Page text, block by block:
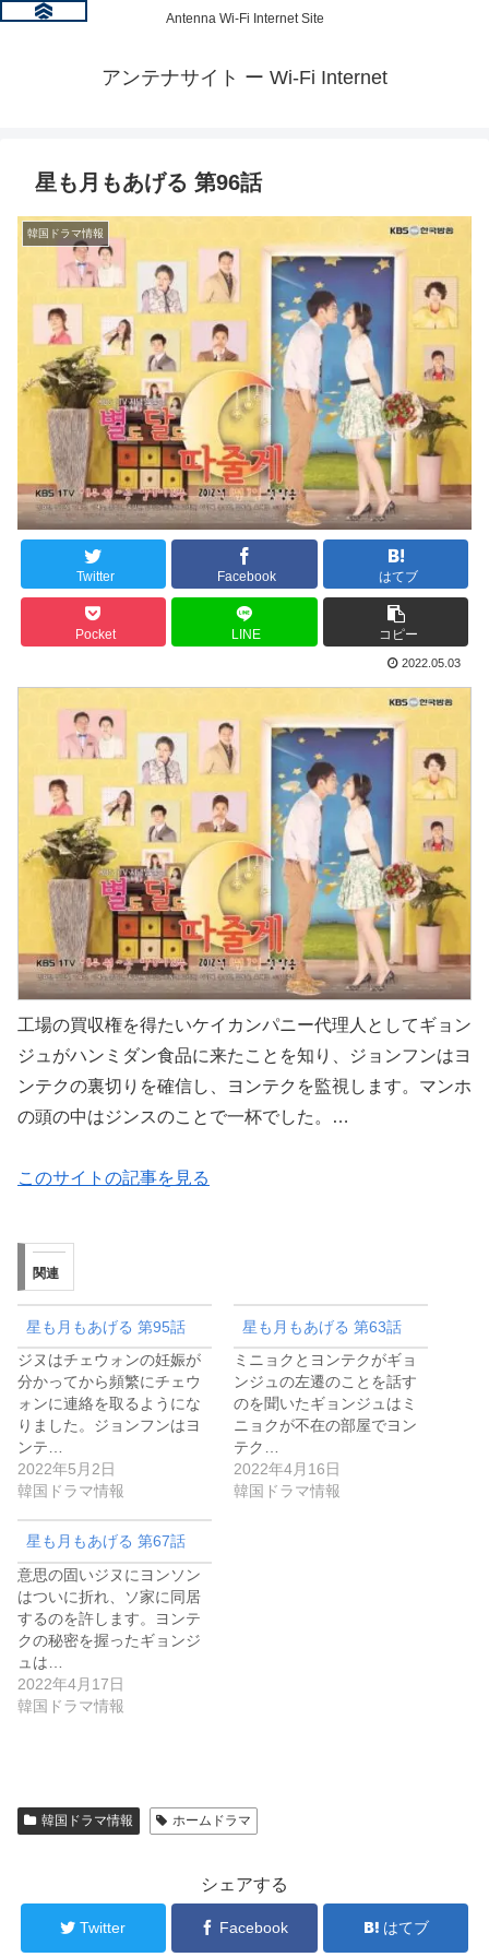
Antenna Wi-Fi Internet Site
アンテナサイト ー Wi-Fi Internet
星も月もあげる 第96話
韓国ドラマ情報
Twitter Facebook はてブ
Pocket LINE コピー
2022.05.03
工場の買収権を得たいケイカンパニー代理人としてギョン
ジュがハンミダン食品に来たことを知り、ジョンフンはヨ
ンテクの裏切りを確信し、ヨンテクを監視します。マンホ
の頭の中はジンスのことで一杯でした。…
このサイトの記事を見る
関連
星も月もあげる 第95話
ジヌはチェウォンの妊娠が
分かってから頻繁にチェウ
ォンに連絡を取るようにな
りました。ジョンフンはヨ
ンテ…
2022年5月2日
韓国ドラマ情報
星も月もあげる 第63話
ミニョクとヨンテクがギョ
ンジュの左遷のことを話す
のを聞いたギョンジュはミ
ニョクが不在の部屋でヨン
テク…
2022年4月16日
韓国ドラマ情報
星も月もあげる 第67話
意思の固いジヌにヨンソン
はついに折れ、ソ家に同居
するのを許します。ヨンテ
クの秘密を握ったギョンジ
ュは…
2022年4月17日
韓国ドラマ情報
韓国ドラマ情報 ホームドラマ
シェアする
Twitter Facebook はてブ